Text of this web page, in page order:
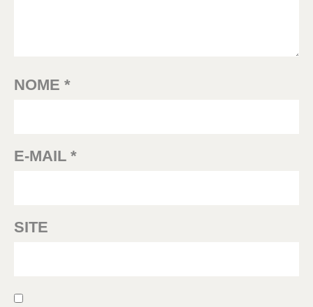
NOME *
E-MAIL *
SITE